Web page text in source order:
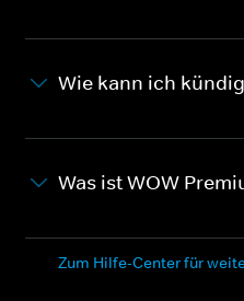
Wie kann ich
Was ist WOW
Zum Hilfe-Center für